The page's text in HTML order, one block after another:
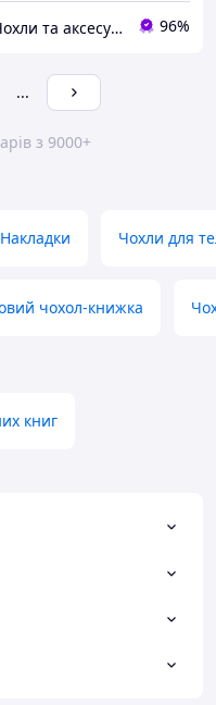
Чохли та аксесуари | Mob4 96%
...
з 9000+
Накладки Чохли для
чохол-книжка
книг